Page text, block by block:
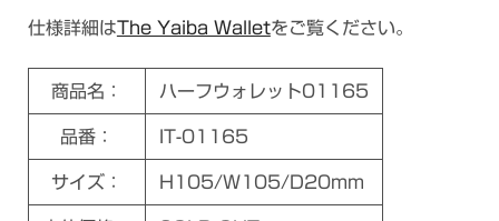
仕様詳細はThe Yaiba Walletをご覧ください。
商品名： ハーフウォレット01165
品番： IT-01165
サイズ： H105/W105/D20mm